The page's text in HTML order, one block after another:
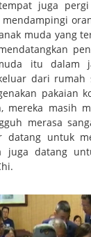
juga
muda yang
itu dalam
dari rumah
pakaian
mereka masih
merasa
datang untuk
juga datang